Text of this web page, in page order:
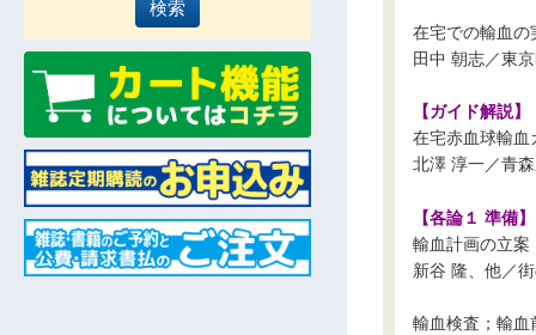
在宅での輸血の
田中 朝志／東
【ガイド解説】
在宅赤血球輸血
北澤 淳一／青
【各論１ 準備】
輸血計画の立案
新谷 隆、他／
輸血検査；輸血